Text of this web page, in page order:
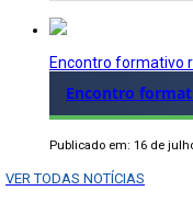
Encontro formativo
Encontro
Publicado em: 16 de
VER TODAS NOTÍCIAS